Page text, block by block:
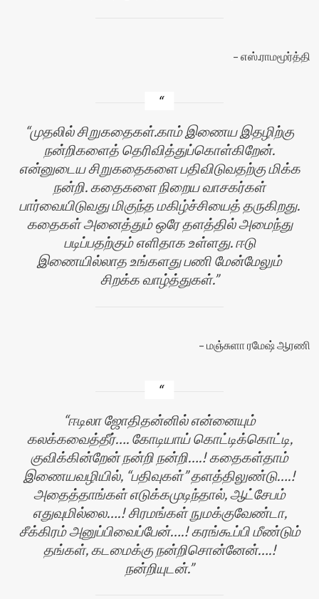
எஸ்.ராமமூர்த்தி
முதலில் சிறுகதைகள்.காம் இணைய இதழிற்கு
நன்றிகளைத் தெரிவித்துப்கொள்கிறேன்.
என்னுடைய சிறுகதைகளை பதிவிடுவதற்கு மிக்க
நன்றி. கதைகளை நிறைய வாசகர்கள்
பார்வையிடுவது மிகுந்த மகிழ்ச்சியைத் தருகிறது.
கதைகள் அனைத்தும் ஒரே தளத்தில் அமைந்து
படிப்பதற்கும் எளிதாக உள்ளது. ஈடு
இணையில்லாத உங்களது பணி மேன்மேலும்
சிறக்க வாழ்த்துகள்.
மஞ்சுளா ரமேஷ் ஆரணி
ஈடிலா ஜோதிதன்னில் என்னையும்
கலக்கவைத்தீர்…. கோடியாய் கொட்டிக்கொட்டி,
குவிக்கின்றேன் நன்றி நன்றி….! கதைகள்தாம்
இணையவழியில், “பதிவுகள்” தளத்திலுண்டு….!
அதைத்தாங்கள் எடுக்கமுடிந்தால், ஆட்சேபம்
எதுவுமில்லை….! சிரமங்கள் நுமக்குவேண்டா,
சீக்கிரம் அனுப்பிவைப்பேன்….! கரங்கூப்பி மீண்டும்
தங்கள், கடமைக்கு நன்றிசொன்னேன்….!
நன்றியுடன்.